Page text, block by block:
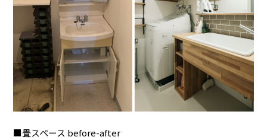
■畳スペース before-after